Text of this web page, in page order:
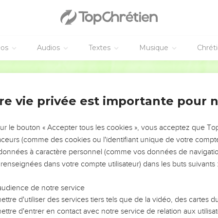
Audios Textes Musique
יִצְחָק֙ בֶּן־אַרְבָּעִ֣ים שָׁנָ֔ה בְּקַחְתּ֣וֹ אֶת־רִבְקָ֗ה בַּת־בְּתוּאֵל֙ הָֽאֲרַמִּ֔י מִפַּדַּ֖ן אֲרָ֑ם
וַיִּתְרֹֽצֲצ֤וּ הַבָּנִים֙ בְּקִרְבָּ֔הּ וַתֹּ֣אמֶר אִם־כֵּ֔ן לָ֥מָּה זֶּ֖ה
יְהוָ֜ה לָ֗הּ שְׁנֵ֤י *גיים **גוֹיִם֙ בְּבִטְנֵ֔ךְ וּשְׁנֵ֣י לְאֻמִּ֔ים מִמֵּעַ֖יִךְ יִפָּרֵ֑דוּ וּלְאֹם֙
וַיִּמְלְא֥וּ
וְאַֽחֲרֵי־כֵ֞ן יָצָ֣א אָחִ֗יו וְיָד֤וֹ אֹחֶ֙זֶת֙ בַּעֲקֵ֣ב עֵשָׂ֔ו וַיִּקְרָ֥א שְׁמ֖וֹ יַעֲקֹ֑ב
וַיֶּאֱהַ֥ב יִצְחָ֛ק אֶת־עֵשָׂ֖ו כִּי־צַ֣יִד
וַיָּ֥זֶד יַעֲקֹ֖ב נָזִ֑יד
וַיֹּ֨אמֶר עֵשָׂ֜ו אֶֽל־יַעֲקֹ֗ב הַלְעִיטֵ֤נִי נָא֙ מִן־הָאָדֹ֤ם הָאָדֹם֙ הַזֶּ֔ה כִּ֥י עָיֵ֖ף
וַיֹּ֣אמֶר עֵשָׂ֔ו הִנֵּ֛ה אָנֹכִ֥י
וַיֹּ֣אמֶר יַעֲקֹ֗ב הִשָּׁ֤בְעָה לִּי֙ כַּיּ֔וֹם וַיִּשָּׁבַ֖ע
vie privée est importante pour
le bouton « Accepter tous les cookies », vous acceptez que
(comme des cookies ou l'identifiant unique de votre
à caractère personnel (comme vos données de
dans votre compte utilisateur) dans les buts suivants :
de notre service
d'utiliser des services tiers tels que de la vidéo, des cartes
d'entrer en contact avec notre service de relation aux